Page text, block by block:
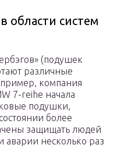
области систем
(подушек
различные
компания
7-reihe начала
подушки,
более
защищать людей
аварии несколько раз